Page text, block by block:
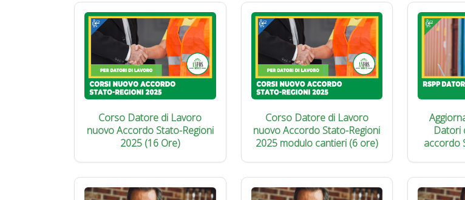
Corso Datore di Lavoro
nuovo Accordo Stato-Regioni
2025 (16 Ore)
Corso Datore di Lavoro
nuovo Accordo Stato-Regioni
2025 modulo cantieri (6 ore)
Datori
accordo